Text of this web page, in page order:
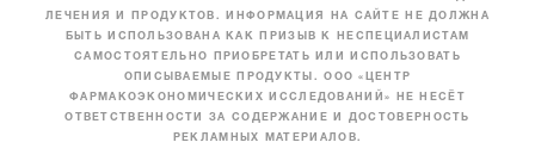
ЛЕЧЕНИЯ И ПРОДУКТОВ. ИНФОРМАЦИЯ НА САЙТЕ НЕ ДОЛЖНА
БЫТЬ ИСПОЛЬЗОВАНА КАК ПРИЗЫВ К НЕСПЕЦИАЛИСТАМ
САМОСТОЯТЕЛЬНО ПРИОБРЕТАТЬ ИЛИ ИСПОЛЬЗОВАТЬ
ОПИСЫВАЕМЫЕ ПРОДУКТЫ. ООО «ЦЕНТР
ФАРМАКОЭКОНОМИЧЕСКИХ ИССЛЕДОВАНИЙ» НЕ НЕСЁТ
ОТВЕТСТВЕННОСТИ ЗА СОДЕРЖАНИЕ И ДОСТОВЕРНОСТЬ
РЕКЛАМНЫХ МАТЕРИАЛОВ.